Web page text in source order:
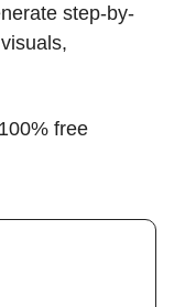
step-by-
free